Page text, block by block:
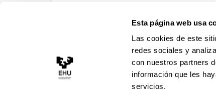
Esta página web usa
Las cookies de este
redes sociales y
con nuestros partners
información que les
servicios.